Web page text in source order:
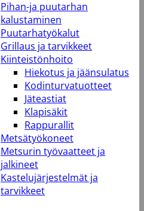
Pihan-ja puutarhan
kalustaminen
Puutarhatyökalut
Grillaus ja tarvikkeet
Kiinteistönhoito
Hiekotus ja jäänsulatus
Kodinturvatuotteet
Jäteastiat
Klapisäkit
Rappurallit
Metsätyökoneet
Metsurin työvaatteet ja
jalkineet
Kastelujärjestelmät ja
tarvikkeet